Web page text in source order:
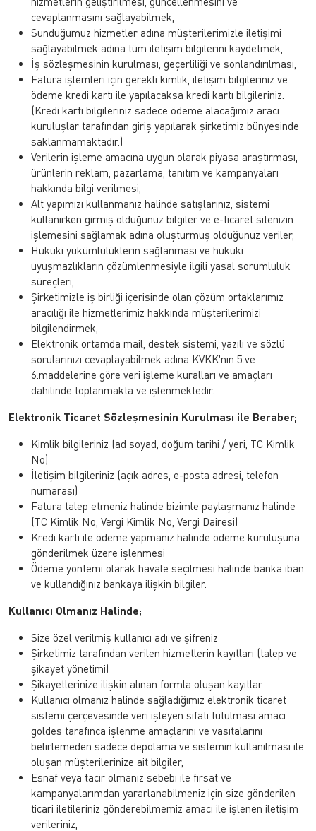
cevaplanmasını sağlayabilmek,
Sunduğumuz hizmetler adına müşterilerimizle iletişimi
sağlayabilmek adına tüm iletişim bilgilerini kaydetmek,
İş sözleşmesinin kurulması, geçerliliği ve sonlandırılması,
Fatura işlemleri için gerekli kimlik, iletişim bilgileriniz ve
ödeme kredi kartı ile yapılacaksa kredi kartı bilgileriniz.
(Kredi kartı bilgileriniz sadece ödeme alacağımız aracı
kuruluşlar tarafından giriş yapılarak şirketimiz bünyesinde
saklanmamaktadır.)
Verilerin işleme amacına uygun olarak piyasa araştırması,
ürünlerin reklam, pazarlama, tanıtım ve kampanyaları
hakkında bilgi verilmesi,
Alt yapımızı kullanmanız halinde satışlarınız, sistemi
kullanırken girmiş olduğunuz bilgiler ve e-ticaret sitenizin
işlemesini sağlamak adına oluşturmuş olduğunuz veriler,
Hukuki yükümlülüklerin sağlanması ve hukuki
uyuşmazlıkların çözümlenmesiyle ilgili yasal sorumluluk
süreçleri,
Şirketimizle iş birliği içerisinde olan çözüm ortaklarımız
aracılığı ile hizmetlerimiz hakkında müşterilerimizi
bilgilendirmek,
Elektronik ortamda mail, destek sistemi, yazılı ve sözlü
sorularınızı cevaplayabilmek adına KVKK'nın 5.ve
6.maddelerine göre veri işleme kuralları ve amaçları
dahilinde toplanmakta ve işlenmektedir.
Elektronik Ticaret Sözleşmesinin Kurulması ile Beraber;
Kimlik bilgileriniz (ad soyad, doğum tarihi / yeri, TC Kimlik
No)
İletişim bilgileriniz (açık adres, e-posta adresi, telefon
numarası)
Fatura talep etmeniz halinde bizimle paylaşmanız halinde
(TC Kimlik No, Vergi Kimlik No, Vergi Dairesi)
Kredi kartı ile ödeme yapmanız halinde ödeme kuruluşuna
gönderilmek üzere işlenmesi
Ödeme yöntemi olarak havale seçilmesi halinde banka iban
ve kullandığınız bankaya ilişkin bilgiler.
Kullanıcı Olmanız Halinde;
Size özel verilmiş kullanıcı adı ve şifreniz
Şirketimiz tarafından verilen hizmetlerin kayıtları (talep ve
şikayet yönetimi)
Şikayetlerinize ilişkin alınan formla oluşan kayıtlar
Kullanıcı olmanız halinde sağladığımız elektronik ticaret
sistemi çerçevesinde veri işleyen sıfatı tutulması amacı
goldes tarafınca işlenme amaçlarını ve vasıtalarını
belirlemeden sadece depolama ve sistemin kullanılması ile
oluşan müşterilerinize ait bilgiler,
Esnaf veya tacir olmanız sebebi ile fırsat ve
kampanyalarımdan yararlanabilmeniz için size gönderilen
ticari iletileriniz gönderebilmemiz amacı ile işlenen iletişim
verileriniz,